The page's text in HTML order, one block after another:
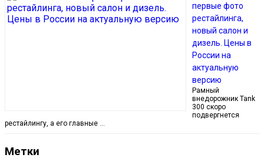
первые фото
рестайлинга,
новый салон и
дизель. Цены в
России на
актуальную
версию
Рамный
внедорожник Tank
300 скоро
подвергнется
рестайлингу, а его главные …
Метки